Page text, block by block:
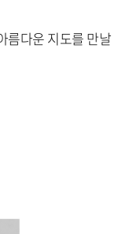
름다운 지도를 만날